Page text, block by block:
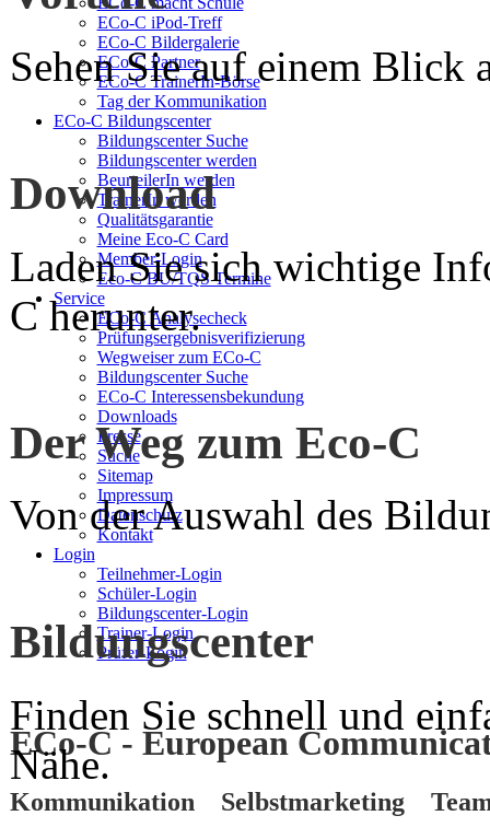
ECo-C iPod-Treff
ECo-C Bildergalerie
ECo-C Partner
ECo-C TrainerIn-Börse
Tag der Kommunikation
ECo-C Bildungscenter
Bildungscenter Suche
Bildungscenter werden
BeurteilerIn werden
TrainerIn werden
Qualitätsgarantie
Meine Eco-C Card
Member-Login
Eco-C BU/TQS Termine
Service
ECo-C Analysecheck
Prüfungsergebnisverifizierung
Wegweiser zum ECo-C
Bildungscenter Suche
ECo-C Interessensbekundung
Downloads
Presse
Suche
Sitemap
Impressum
Datenschutz
Kontakt
Login
Teilnehmer-Login
Schüler-Login
Bildungscenter-Login
Trainer-Login
Prüfer-Login
ECo-C - European
Kommunikation Selbstmarketing
Sehen Sie auf einem Blick
Download
Laden Sie sich wichtige
C herunter.
Der Weg zum Eco-C
Von der Auswahl des
Bildungscenter
Finden Sie schnell und
Nähe.